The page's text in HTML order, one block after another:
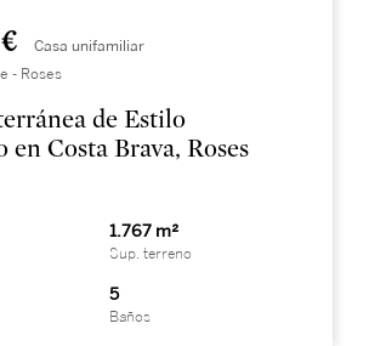
Casa unifamiliar
- Roses
de Estilo
Costa Brava, Roses
1.767 m²
Sup. terreno
5
Baños